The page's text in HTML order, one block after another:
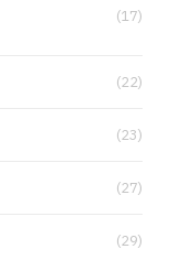
(17)
(22)
(23)
(27)
(29)